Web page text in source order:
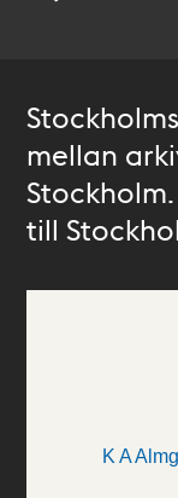
mellan
till
K A